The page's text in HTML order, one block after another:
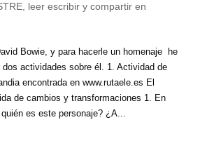
, leer escribir y compartir en
Bowie, y para hacerle un homenaje he
dos actividades sobre él. 1. Actividad de
encontrada en www.rutaele.es El
de cambios y transformaciones 1. En
es este personaje? ¿A...